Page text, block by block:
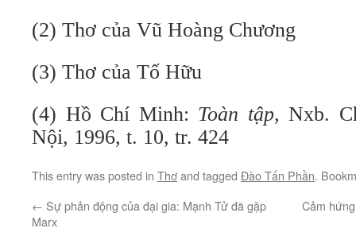
(2) Thơ của Vũ Hoàng Chương
(3) Thơ của Tố Hữu
(4) Hồ Chí Minh: Toàn tập, Nxb.
Nội, 1996, t. 10, tr. 424
This entry was posted in Thơand tagged Đào Tấn Phần.
← Sự phản động của đại gia: Mạnh Tử đã gặp
Marx
Cảm